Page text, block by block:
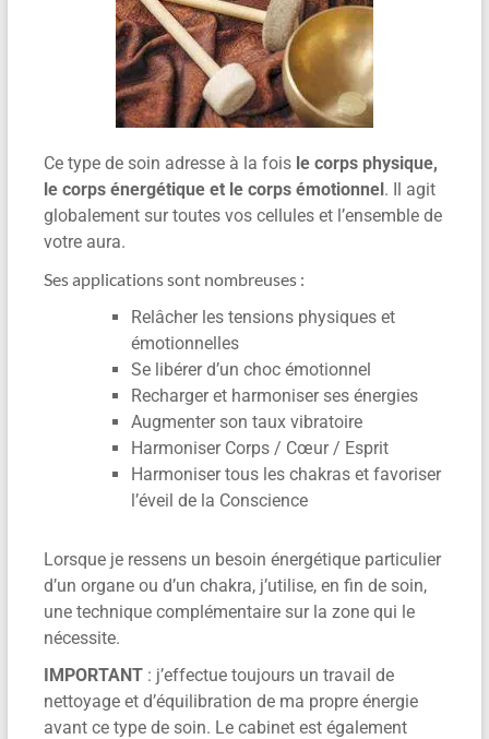
Ce type de soin adresse à la fois le corps physique,
le corps énergétique et le corps émotionnel. Il agit
globalement sur toutes vos cellules et l’ensemble de
votre aura.
Ses applications sont nombreuses :
Relâcher les tensions physiques et
émotionnelles
Se libérer d’un choc émotionnel
Recharger et harmoniser ses énergies
Augmenter son taux vibratoire
Harmoniser Corps / Cœur / Esprit
Harmoniser tous les chakras et favoriser
l’éveil de la Conscience
Lorsque je ressens un besoin énergétique particulier
d’un organe ou d’un chakra, j’utilise, en fin de soin,
une technique complémentaire sur la zone qui le
nécessite.
IMPORTANT: j’effectue toujours un travail de
nettoyage et d’équilibration de ma propre énergie
avant ce type de soin. Le cabinet est également